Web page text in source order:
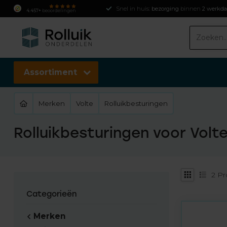
4.457+ beoordelingen Snel in huis: bezorging binnen 2
Assortiment
Merken Volte Rolluikbesturingen
Rolluikbesturingen voor Volte
Categorieën
Merken
2